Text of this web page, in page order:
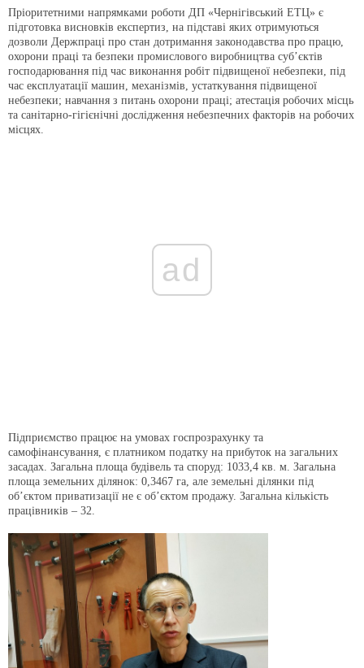
Пріоритетними напрямками роботи ДП «Чернігівський ЕТЦ» є
підготовка висновків експертиз, на підставі яких отримуються
дозволи Держпраці про стан дотримання законодавства про працю,
охорони праці та безпеки промислового виробництва суб’єктів
господарювання під час виконання робіт підвищеної небезпеки, під
час експлуатації машин, механізмів, устаткування підвищеної
небезпеки; навчання з питань охорони праці; атестація робочих місць
та санітарно-гігієнічні дослідження небезпечних факторів на робочих
місцях.
ad
Підприємство працює на умовах госпрозрахунку та
самофінансування, є платником податку на прибуток на загальних
засадах. Загальна площа будівель та споруд: 1033,4 кв. м. Загальна
площа земельних ділянок: 0,3467 га, але земельні ділянки під
об’єктом приватизації не є об’єктом продажу. Загальна кількість
працівників – 32.